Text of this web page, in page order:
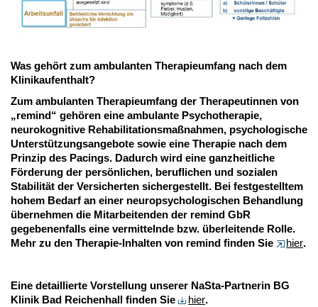
Was gehört zum ambulanten Therapieumfang nach dem
Klinikaufenthalt?
Zum ambulanten Therapieumfang der Therapeutinnen von
„remind“ gehören eine ambulante Psychotherapie,
neurokognitive Rehabilitationsmaßnahmen, psychologische
Unterstützungsangebote sowie eine Therapie nach dem
Prinzip des Pacings. Dadurch wird eine ganzheitliche
Förderung der persönlichen, beruflichen und sozialen
Stabilität der Versicherten sichergestellt. Bei festgestelltem
hohem Bedarf an einer neuropsychologischen Behandlung
übernehmen die Mitarbeitenden der remind GbR
gegebenenfalls eine vermittelnde bzw. überleitende Rolle.
Mehr zu den Therapie-Inhalten von remind finden Sie
hier.
Eine detaillierte Vorstellung unserer NaSta-Partnerin BG
Klinik Bad Reichenhall finden Sie
hier.